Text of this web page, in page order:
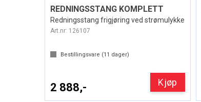
REDNINGSSTANG KOMPLETT
Redningsstang frigjøring ved strømulykke
Art.nr: 126107
Bestillingsvare (11 dager)
2 888,- Kjøp